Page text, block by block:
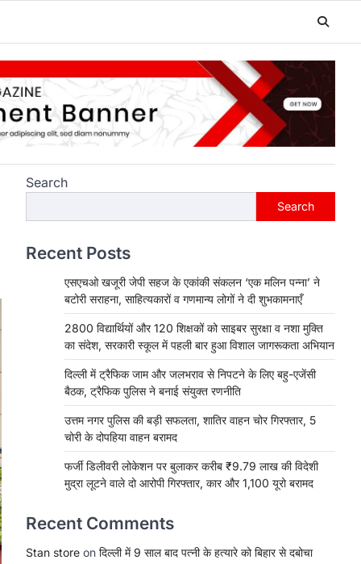
Search
Search
Recent Posts
एसएचओ खजूरी जेपी सहज के एकांकी संकलन ‘एक मलिन पन्ना’ ने
बटोरी सराहना, साहित्यकारों व गणमान्य लोगों ने दी शुभकामनाएँ
2800 विद्यार्थियों और 120 शिक्षकों को साइबर सुरक्षा व नशा मुक्ति
का संदेश, सरकारी स्कूल में पहली बार हुआ विशाल जागरूकता अभियान
दिल्ली में ट्रैफिक जाम और जलभराव से निपटने के लिए बहु-एजेंसी
बैठक, ट्रैफिक पुलिस ने बनाई संयुक्त रणनीति
उत्तम नगर पुलिस की बड़ी सफलता, शातिर वाहन चोर गिरफ्तार, 5
चोरी के दोपहिया वाहन बरामद
फर्जी डिलीवरी लोकेशन पर बुलाकर करीब ₹9.79 लाख की विदेशी
मुद्रा लूटने वाले दो आरोपी गिरफ्तार, कार और 1,100 यूरो बरामद
Recent Comments
Stan store on दिल्ली में 9 साल बाद पत्नी के हत्यारे को बिहार से दबोचा